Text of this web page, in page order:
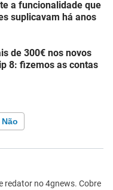
a funcionalidade que
suplicavam há anos
de 300€ nos novos
8: fizemos as contas
Não
que procuro
redator no 4gnews. Cobre